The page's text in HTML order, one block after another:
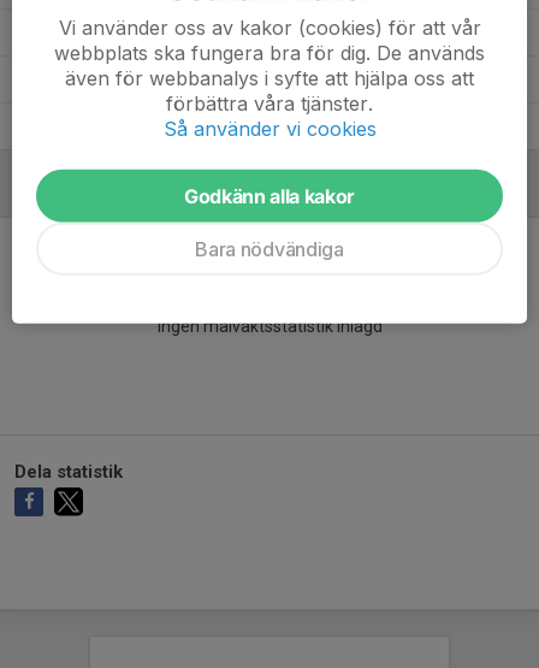
Ebba Sörelind Jogemo 12 0 0 0
Ebba Fransson 4 0 0 0
Agnes Englund 12 0
MÅLVAKTER
Ingen målvaktsstatistik inlagd
Dela statistik
Vi använder oss av kakor (cookies) för att vår
webbplats ska fungera bra för dig. De används
även för webbanalys i syfte att hjälpa oss att
förbättra våra tjänster.
Så använder vi cookies
Godkänn alla kakor
Bara nödvändiga